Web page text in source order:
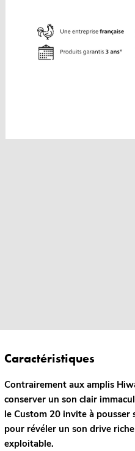
Caractéristiques
Contrairement aux amplis
conserver un son clair
le Custom 20 invite à pousser
pour révéler un son drive
exploitable.